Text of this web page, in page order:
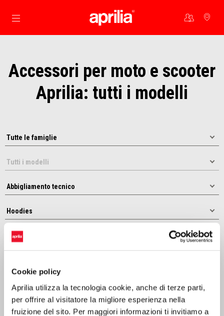
Cookie policy
Aprilia utilizza la tecnologia cookie, anche di terze parti,
per offrire al visitatore la migliore esperienza nella
fruizione del sito. Per maggiori informazioni ti invitiamo a
Vai al contenuto principale
Accessori per moto e scooter
Aprilia: tutti i modelli